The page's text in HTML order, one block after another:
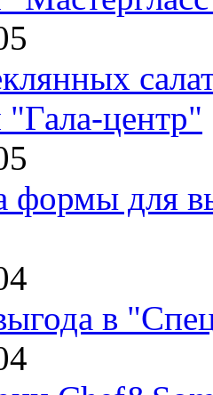
центр"
формы для
в